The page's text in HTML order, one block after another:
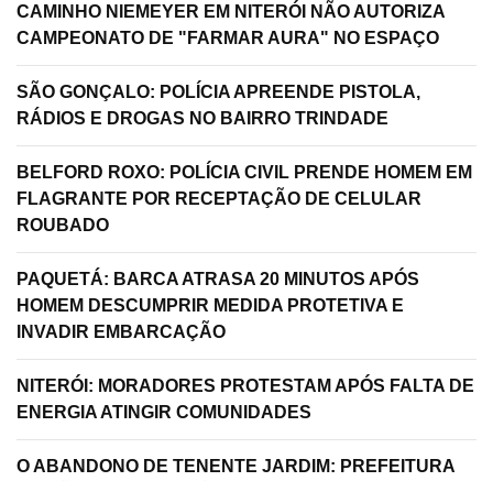
CAMINHO NIEMEYER EM NITERÓI NÃO AUTORIZA
CAMPEONATO DE "FARMAR AURA" NO ESPAÇO
SÃO GONÇALO: POLÍCIA APREENDE PISTOLA,
RÁDIOS E DROGAS NO BAIRRO TRINDADE
BELFORD ROXO: POLÍCIA CIVIL PRENDE HOMEM EM
FLAGRANTE POR RECEPTAÇÃO DE CELULAR
ROUBADO
PAQUETÁ: BARCA ATRASA 20 MINUTOS APÓS
HOMEM DESCUMPRIR MEDIDA PROTETIVA E
INVADIR EMBARCAÇÃO
NITERÓI: MORADORES PROTESTAM APÓS FALTA DE
ENERGIA ATINGIR COMUNIDADES
O ABANDONO DE TENENTE JARDIM: PREFEITURA